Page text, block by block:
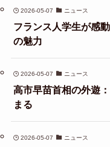
2026-05-07 ニュース
フランス人学生が感
の魅力
2026-05-07 ニュース
高市早苗首相の外遊
まる
2026-05-07 ニュース